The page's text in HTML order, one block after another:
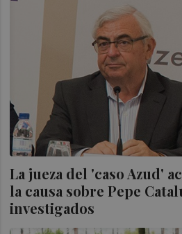
La jueza del 'caso Azud'
la causa sobre Pepe
investigados